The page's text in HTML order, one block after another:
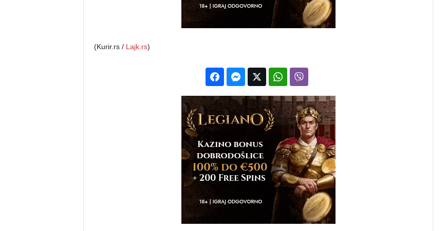
(Kurir.rs / Lajk.rs)